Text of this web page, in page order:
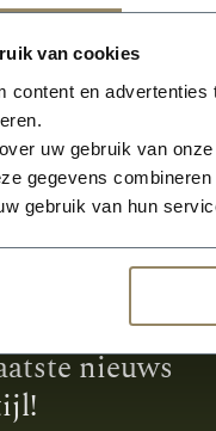
van cookies
content en
uw gebruik van
gegevens
gebruik van hun
nieuws